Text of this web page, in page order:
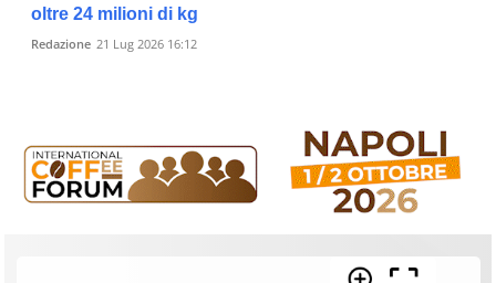
oltre 24 milioni di kg
Redazione 21 Lug 2026 16:12